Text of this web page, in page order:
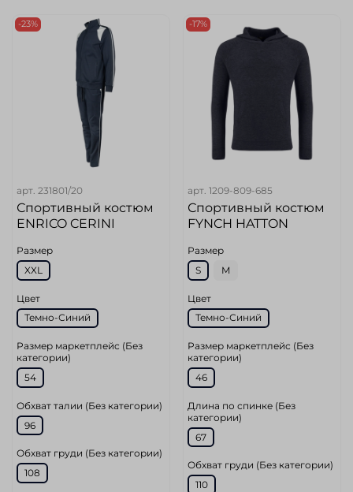
-23%
арт. 231801/20
Спортивный костюм
ENRICO CERINI
Размер
XXL
Цвет
Темно-Синий
Размер маркетплейс (Без
категории)
54
Обхват талии (Без категории)
96
Обхват груди (Без категории)
108
-17%
арт. 1209-809-685
Спортивный костюм
FYNCH HATTON
Размер
S
M
Цвет
Темно-Синий
Размер маркетплейс (Без
категории)
46
Длина по спинке (Без
категории)
67
Обхват груди (Без категории)
110